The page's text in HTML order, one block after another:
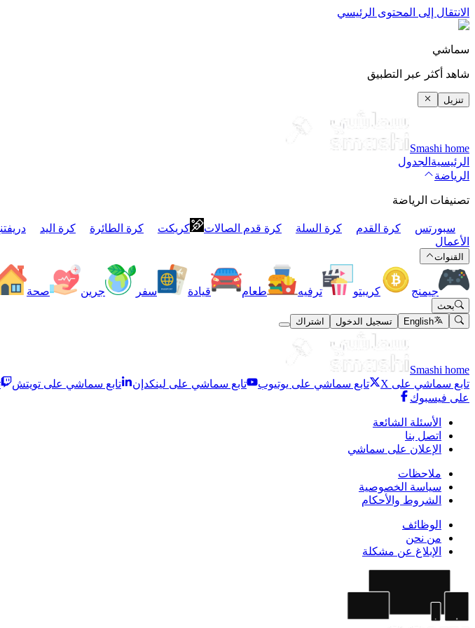
الانتقال إلى المحتوى الرئيسي
سماشي
شاهد أكثر عبر التطبيق
تنزيل
Smashi home
الرئيسية الجدول
الرياضة
تصنيفات الرياضة
سبورتس كرة القدم كرة السلة كرة قدم الصالات كريكت كرة الطائرة كرة اليد
الأعمال
القنوات
جيمنج كريبتو ترفيه طعام قيادة سفر جرين صحة
بحث
English
تسجيل الدخول اشتراك
Smashi home
تابع سماشي على X
تابع سماشي على يوتيوب تابع سماشي على لينكدإن تابع سماشي على تويتش
على فيسبوك
الأسئلة الشائعة
اتصل بنا
الإعلان على سماشي
ملاحظات
سياسة الخصوصية
الشروط والأحكام
الوظائف
من نحن
الإبلاغ عن مشكلة